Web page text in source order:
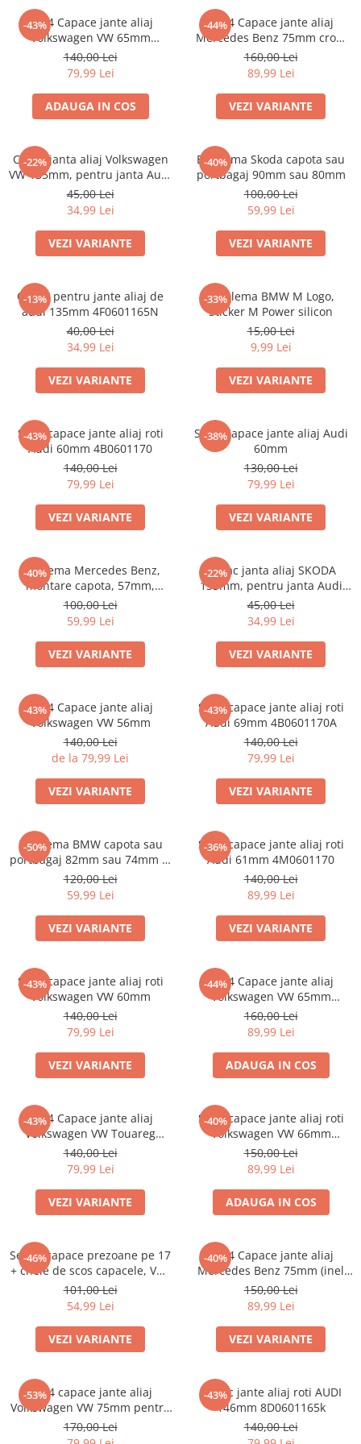
-43%
Set 4 Capace jante aliaj
Volkswagen VW 65mm
3B7601171
140,00 Lei
79,99 Lei
ADAUGA IN COS
-44%
set 4 Capace jante aliaj
Mercedes Benz 75mm crom
A1714000025
160,00 Lei
89,99 Lei
VEZI VARIANTE
-22%
Capac janta aliaj Volkswagen
VW 135mm, pentru janta Audi
4F0601165N
45,00 Lei
34,99 Lei
VEZI VARIANTE
-40%
Emblema Skoda capota sau
portbagaj 90mm sau 80mm
100,00 Lei
59,99 Lei
VEZI VARIANTE
-13%
Capac pentru jante aliaj de
audi 135mm 4F0601165N
40,00 Lei
34,99 Lei
VEZI VARIANTE
-33%
Emblema BMW M Logo,
Sticker M Power silicon
15,00 Lei
9,99 Lei
VEZI VARIANTE
-43%
Set 4 capace jante aliaj roti
Audi 60mm 4B0601170
140,00 Lei
79,99 Lei
VEZI VARIANTE
-38%
Set 4 Capace jante aliaj Audi
60mm
130,00 Lei
79,99 Lei
VEZI VARIANTE
-40%
Emblema Mercedes Benz,
montare capota, 57mm,
A2048170616
100,00 Lei
59,99 Lei
VEZI VARIANTE
-22%
Capac janta aliaj SKODA
135mm, pentru janta Audi
4F0601165N
45,00 Lei
34,99 Lei
VEZI VARIANTE
-43%
Set 4 Capace jante aliaj
Volkswagen VW 56mm
140,00 Lei
de la 79,99 Lei
VEZI VARIANTE
-43%
Set 4 capace jante aliaj roti
Audi 69mm 4B0601170A
140,00 Lei
79,99 Lei
VEZI VARIANTE
-50%
Emblema BMW capota sau
portbagaj 82mm sau 74mm (8
132375 05)
120,00 Lei
59,99 Lei
VEZI VARIANTE
-36%
Set 4 capace jante aliaj roti
Audi 61mm 4M0601170
140,00 Lei
89,99 Lei
VEZI VARIANTE
-43%
Set 4 capace jante aliaj roti
Volkswagen VW 60mm
140,00 Lei
79,99 Lei
VEZI VARIANTE
-44%
Set 4 Capace jante aliaj
Volkswagen VW 65mm
5H0601171
160,00 Lei
89,99 Lei
ADAUGA IN COS
-43%
Set 4 Capace jante aliaj
Volkswagen VW Touareg
7L6601149
140,00 Lei
79,99 Lei
VEZI VARIANTE
-40%
Set 4 capace jante aliaj roti
Volkswagen VW 66mm
5G0601171
150,00 Lei
89,99 Lei
ADAUGA IN COS
-46%
Set 20 capace prezoane pe 17
+ cheie de scos capacele, VW/
Audi /Skoda
101,00 Lei
54,99 Lei
VEZI VARIANTE
-40%
set 4 Capace jante aliaj
Mercedes Benz 75mm (inel
prindere)
150,00 Lei
89,99 Lei
VEZI VARIANTE
-53%
Set 4 capace jante aliaj
Volkswagen VW 75mm pentru
jante originale Mercedes
A1714000025
170,00 Lei
-43%
Capac jante aliaj roti AUDI
146mm 8D0601165k
140,00 Lei